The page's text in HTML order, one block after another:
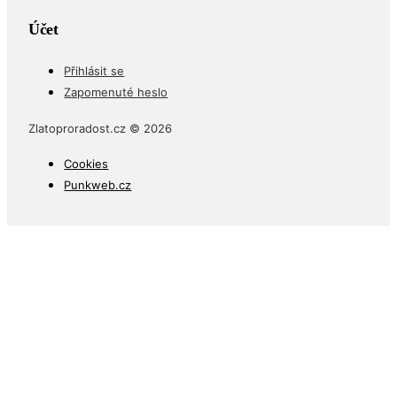
Účet
Přihlásit se
Zapomenuté heslo
Zlatoproradost.cz © 2026
Cookies
Punkweb.cz